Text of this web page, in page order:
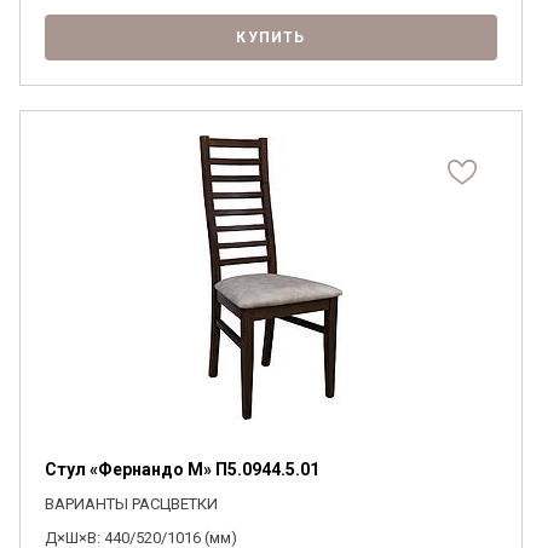
КУПИТЬ
Стул «Фернандо М» П5.0944.5.01
ВАРИАНТЫ РАСЦВЕТКИ
Д×Ш×В: 440/520/1016 (мм)